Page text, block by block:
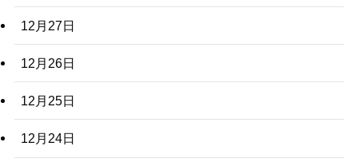
12月27日
12月26日
12月25日
12月24日